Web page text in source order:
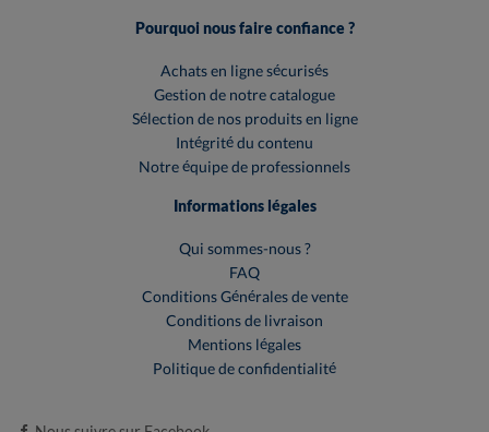
Pourquoi nous faire confiance ?
Achats en ligne sécurisés
Gestion de notre catalogue
Sélection de nos produits en ligne
Intégrité du contenu
Notre équipe de professionnels
Informations légales
Qui sommes-nous ?
FAQ
Conditions Générales de vente
Conditions de livraison
Mentions légales
Politique de confidentialité